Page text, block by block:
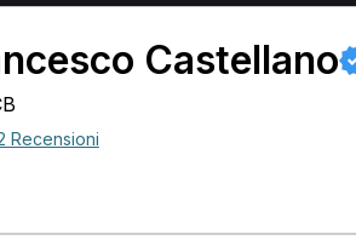
Castellano
Recensioni